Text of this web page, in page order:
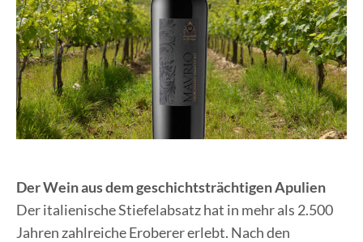
Der Wein aus dem geschichtsträchtigen Apulien
Der italienische Stiefelabsatz hat in mehr als 2.500
Jahren zahlreiche Eroberer erlebt. Nach den